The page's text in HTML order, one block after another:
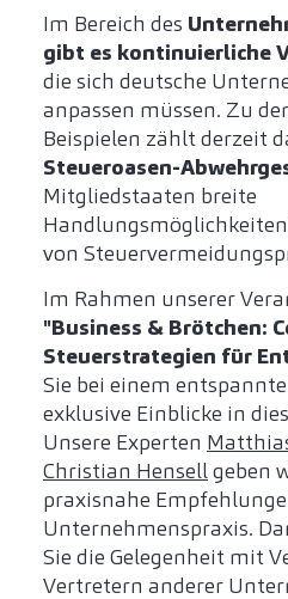
Im Bereich des
gibt es kontinuierliche
die sich deutsche
anpassen müssen. Zu
Beispielen zählt derzeit
Steueroasen-
Mitgliedstaaten breite
von
Im Rahmen unserer
"Business & Brötchen:
Steuerstrategien für
Sie bei einem
exklusive Einblicke in
Unsere Experten
Christian Hensellgeben
praxisnahe
Unternehmenspraxis.
Sie die Gelegenheit mit
Vertretern anderer